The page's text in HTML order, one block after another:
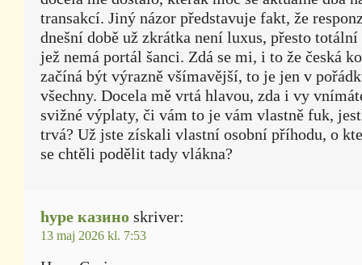
transakcí. Jiný názor představuje fakt, že
dnešní době už zkrátka není luxus, přesto
jež nemá portál šanci. Zdá se mi, i to že česká
začíná být výrazně všímavější, to je jen v
všechny. Docela mě vrtá hlavou, zda i vy
svižné výplaty, či vám to je vám vlastně fuk,
trvá? Už jste získali vlastní osobní příhodu, o
se chtěli podělit tady vlákna?
hype казино skriver:
13 maj 2026 kl. 7:53